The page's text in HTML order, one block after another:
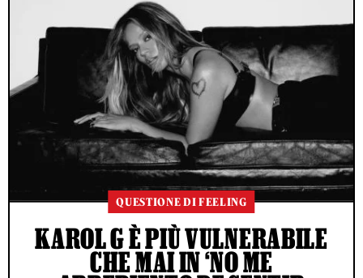
QUESTIONE DI FEELING
KAROL G È PIÙ VULNERABILE
CHE MAI IN ‘NO ME